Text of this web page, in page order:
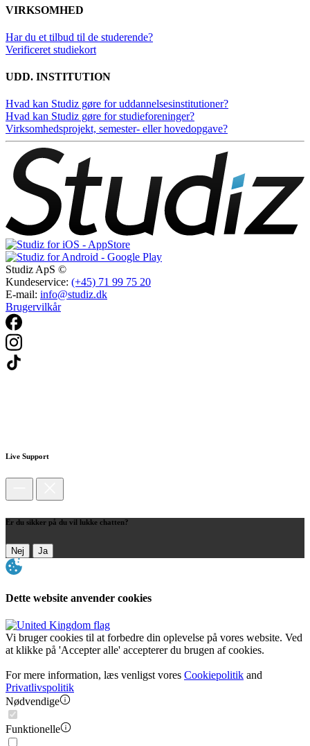
VIRKSOMHED
Har du et tilbud til de studerende?
Verificeret studiekort
UDD. INSTITUTION
Hvad kan Studiz gøre for uddannelsesinstitutioner?
Hvad kan Studiz gøre for studieforeninger?
Virksomhedsprojekt, semester- eller hovedopgave?
Studiz ApS ©
Kundeservice: (+45) 71 99 75 20
E-mail: info@studiz.dk
Brugervilkår
Live Support
Er du sikker på du vil lukke chatten?
Nej Ja
Dette website anvender cookies
Vi bruger cookies til at forbedre din oplevelse på vores website. Ved
at klikke på 'Accepter alle' accepterer du brugen af cookies.
For mere information, læs venligst vores Cookiepolitik and
Privatlivspolitik
Nødvendige
Funktionelle